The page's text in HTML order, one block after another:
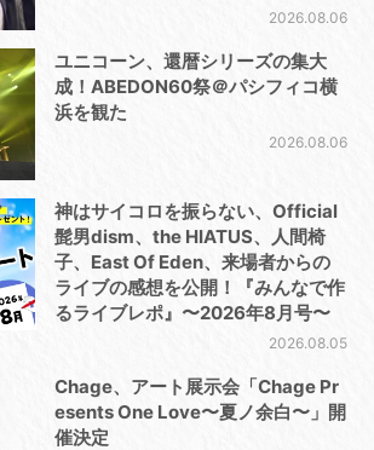
2026.08.06
ユニコーン、還暦シリーズの集大
成！ABEDON60祭＠パシフィコ横
浜を観た
2026.08.06
神はサイコロを振らない、Official
髭男dism、the HIATUS、人間椅
子、East Of Eden、来場者からの
ライブの感想を公開！『みんなで作
るライブレポ』〜2026年8月号〜
2026.08.05
Chage、アート展示会「Chage Pr
esents One Love〜夏ノ余白〜」開
催決定